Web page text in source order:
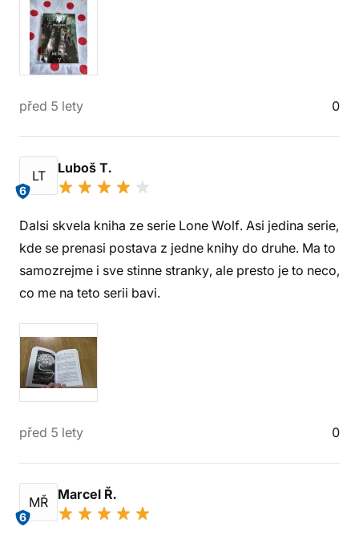
před 5 lety 0
LT
6
Luboš T.
Dalsi skvela kniha ze serie Lone Wolf. Asi jedina serie,
kde se prenasi postava z jedne knihy do druhe. Ma to
samozrejme i sve stinne stranky, ale presto je to neco,
co me na teto serii bavi.
před 5 lety 0
MŘ
6
Marcel Ř.